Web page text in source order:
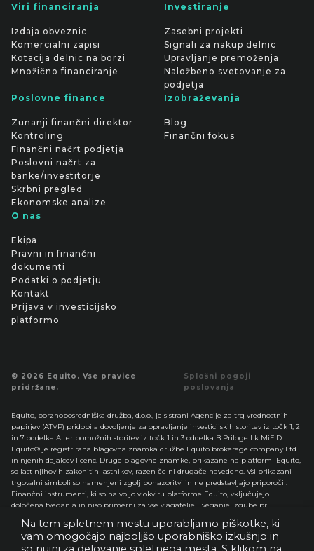
Viri financiranja
Izdaja obveznic
Komercialni zapisi
Kotacija delnic na borzi
Množično financiranje
Investiranje
Zasebni projekti
Signali za nakup delnic
Upravljanje premoženja
Naložbeno svetovanje za
podjetja
Poslovne finance
Zunanji finančni direktor
Kontroling
Finančni načrt podjetja
Poslovni načrt za
banke/investitorje
Skrbni pregled
Ekonomske analize
Izobraževanja
Blog
Finančni fokus
O nas
Ekipa
Pravni in finančni
dokumenti
Podatki o podjetju
Kontakt
Prijava v investicijsko
platformo
© 2026 Equito. Vse pravice
pridržane.
Splošni pogoji
poslovanja
Equito, borznoposredniška družba, d.o.o., je s strani Agencije za trg vrednostnih
papirjev (ATVP) pridobila dovoljenje za opravljanje investicijskih storitev iz točk 1, 2
in 7 oddelka A ter pomožnih storitev iz točk 1 in 3 oddelka B Priloge I k MiFID II.
Equito® je registrirana blagovna znamka družbe Equito brokerage company Ltd.
in njenih dajalcev licenc. Druge blagovne znamke, prikazane na platformi Equito,
so last njihovih zakonitih lastnikov, razen če ni drugače navedeno. Vsi prikazani
trgovalni simboli so namenjeni zgolj ponazoritvi in ne predstavljajo priporočil.
Finančni instrumenti, ki so na voljo v okviru platforme Equito, vključujejo
določena tveganja in niso primerni za vse vlagatelje. Tveganje izgube pri
tujimi delnicami, mezzanin instrumenti in drugimi finančnimi instrumenti je
lahko precejšnje.
Na tem spletnem mestu uporabljamo piškotke, ki
vam omogočajo najboljšo uporabniško izkušnjo in